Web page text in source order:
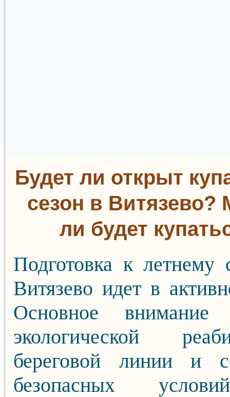
Будет ли открыт
сезон в Витязево?
ли будет
Подготовка к летнему
Витязево идет в
Основное внимание
экологической
береговой линии и
безопасных